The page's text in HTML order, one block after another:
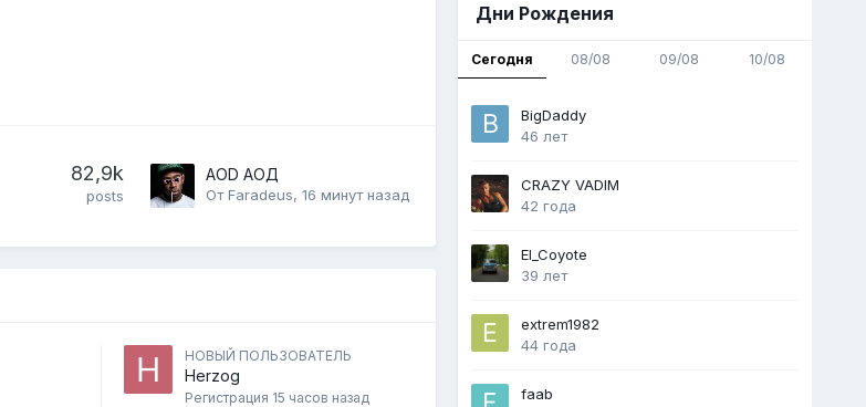
82,9k
posts
AOD АОД
ОтFaradeus, 16 минут назад
НОВЫЙ ПОЛЬЗОВАТЕЛЬ
Herzog
Регистрация 15 часов назад
Дни Рождения
Сегодня 08/08 09/08 10/08
BigDaddy
46 лет
CRAZY VADIM
42 года
El_Coyote
39 лет
extrem1982
44 года
faab